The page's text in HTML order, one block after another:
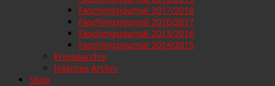
Faschingsjournal 2017/2018
Faschingsjournal 2016/2017
Faschingsjournal 2015/2016
Faschingsjournal 2014/2015
Pressearchiv
Internes Archiv
Shop